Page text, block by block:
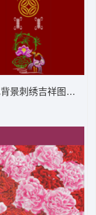
图 汉服后背大花 靓花景刺绣吉祥图案 龙